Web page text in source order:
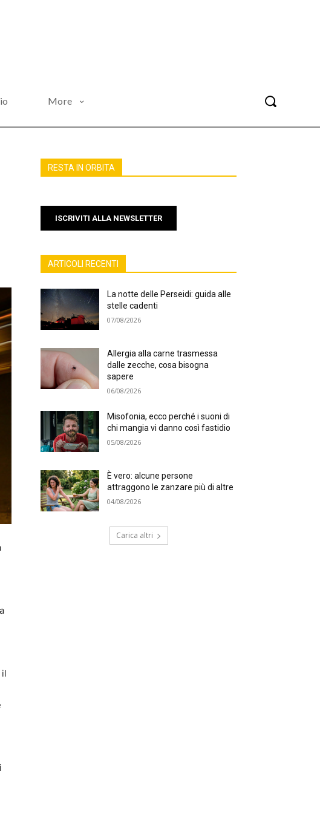
More
il
RESTA IN ORBITA
ISCRIVITI ALLA NEWSLETTER
ARTICOLI RECENTI
La notte delle Perseidi: guida alle
stelle cadenti
07/08/2026
Allergia alla carne trasmessa
dalle zecche, cosa bisogna
sapere
06/08/2026
Misofonia, ecco perché i suoni di
chi mangia vi danno così fastidio
05/08/2026
È vero: alcune persone
attraggono le zanzare più di altre
04/08/2026
Carica altri